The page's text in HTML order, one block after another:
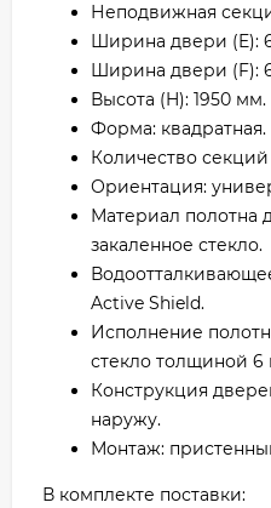
Неподвижная
Ширина двери (E):
Ширина двери (F):
Высота (H): 1950 мм.
Форма: квадратная.
Количество
Ориентация:
Материал полотна
закаленное стекло.
Active Shield.
Исполнение
стекло толщиной 6
Конструкция
наружу.
Монтаж:
В комплекте поставки: